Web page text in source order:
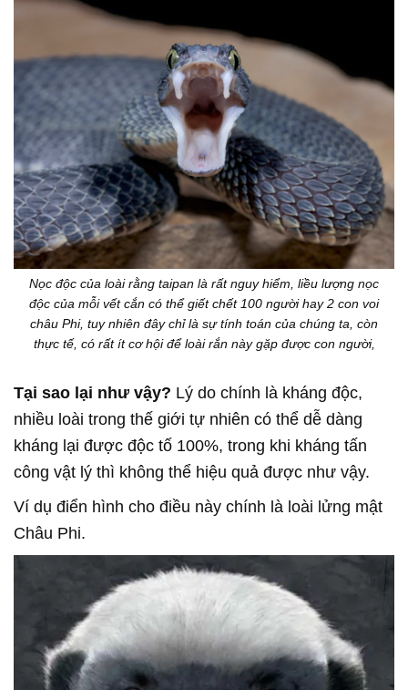
Nọc độc của loài rằng taipan là rất nguy hiểm, liều lượng nọc
độc của mỗi vết cắn có thể giết chết 100 người hay 2 con voi
châu Phi, tuy nhiên đây chỉ là sự tính toán của chúng ta, còn
thực tế, có rất ít cơ hội để loài rắn này gặp được con người,
Tại sao lại như vậy? Lý do chính là kháng độc,
nhiều loài trong thế giới tự nhiên có thể dễ dàng
kháng lại được độc tố 100%, trong khi kháng tấn
công vật lý thì không thể hiệu quả được như vậy.
Ví dụ điển hình cho điều này chính là loài lửng mật
Châu Phi.